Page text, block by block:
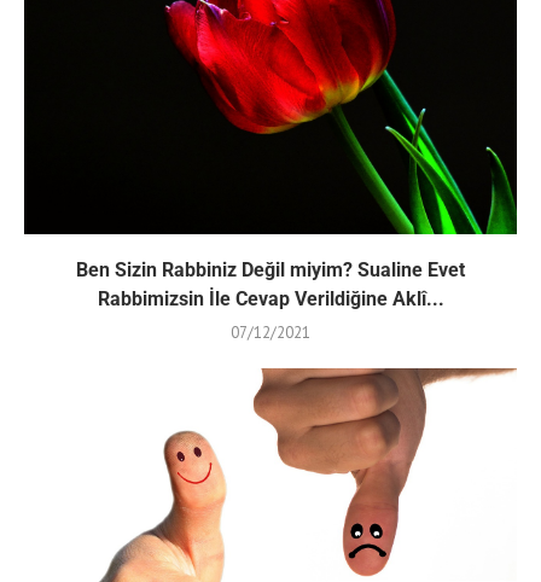
Ben Sizin Rabbiniz Değil miyim? Sualine Evet
Rabbimizsin İle Cevap Verildiğine Aklî...
07/12/2021